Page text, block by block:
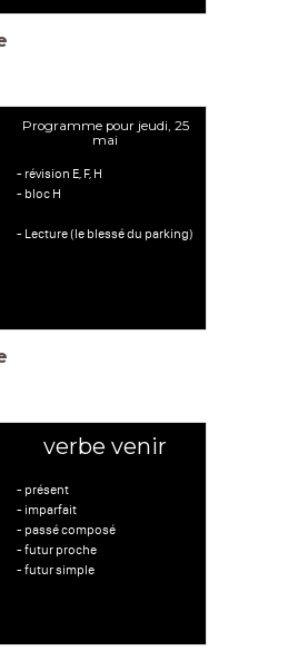
Programme pour jeudi, 25
mai
- révision E, F, H
- bloc H
- Lecture (le blessé du parking)
verbe venir
- présent
- imparfait
- passé composé
- futur proche
- futur simple